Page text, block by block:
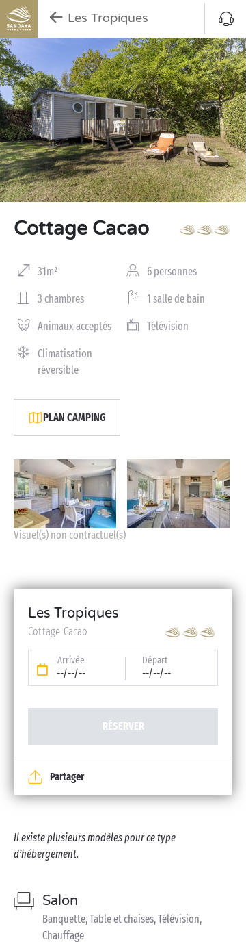
Les Tropiques
Cottage Cacao
31m² 6 personnes
3 chambres 1 salle de bain
Animaux acceptés Télévision
Climatisation
réversible
PLAN CAMPING
Visuel(s) non contractuel(s)
Les Tropiques
Cottage Cacao
Arrivée
--/--/--
Départ
--/--/--
RÉSERVER
Partager
Il existe plusieurs modèles pour ce type
d’hébergement.
Salon
Banquette, Table et chaises, Télévision,
Chauffage